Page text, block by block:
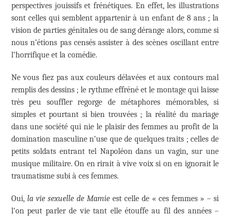
perspectives jouissifs et frénétiques. En effet, les illustrations
sont celles qui semblent appartenir à un enfant de 8 ans ; la
vision de parties génitales ou de sang dérange alors, comme si
nous n’étions pas censés assister à des scènes oscillant entre
l’horrifique et la comédie.
Ne vous fiez pas aux couleurs délavées et aux contours mal
remplis des dessins ; le rythme effréné et le montage qui laisse
très peu souffler regorge de métaphores mémorables, si
simples et pourtant si bien trouvées ; la réalité du mariage
dans une société qui nie le plaisir des femmes au profit de la
domination masculine n’use que de quelques traits ; celles de
petits soldats entrant tel Napoléon dans un vagin, sur une
musique militaire. On en rirait à vive voix si on en ignorait le
traumatisme subi à ces femmes.
Oui, la vie sexuelle de Mamie est celle de « ces femmes » – si
l’on peut parler de vie tant elle étouffe au fil des années –